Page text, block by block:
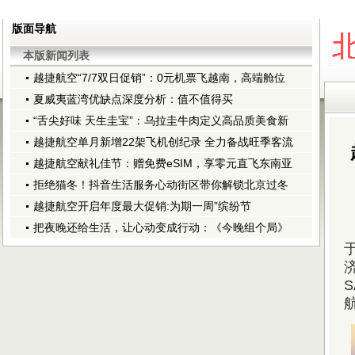
版面导航
本版新闻列表
越捷航空“7/7双日促销”：0元机票飞越南，高端舱位
夏威夷蓝湾优缺点深度分析：值不值得买
“舌尖好味 天生圭宝”：乌拉圭牛肉定义高品质美食新
越捷航空单月新增22架飞机创纪录 全力备战旺季客流
越捷航空献礼佳节：赠免费eSIM，享零元直飞东南亚
拒绝猫冬！抖音生活服务心动街区带你解锁北京过冬
越捷航空开启年度最大促销:为期一周”缤纷节
把夜晚还给生活，让心动变成行动：《今晚组个局》